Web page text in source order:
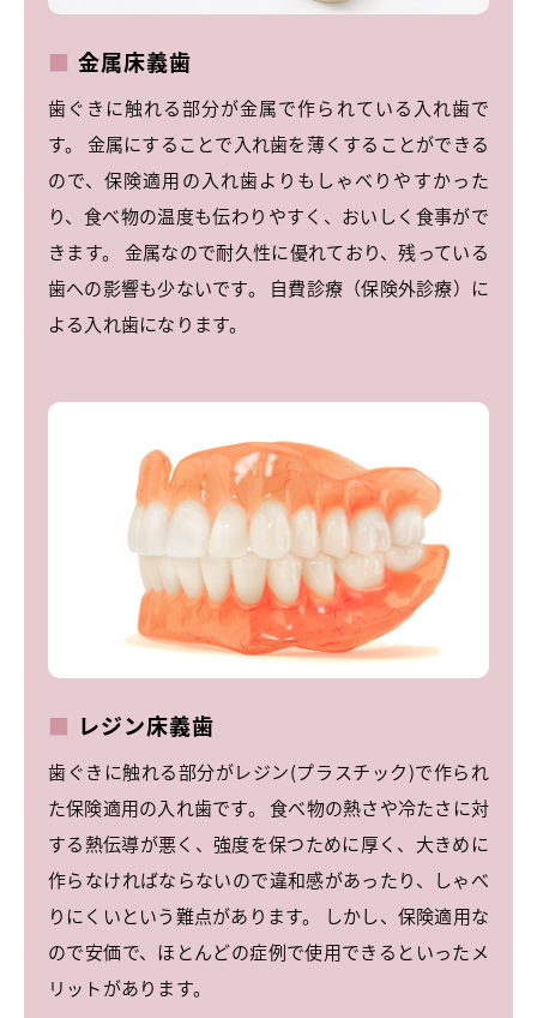
金属床義歯
歯ぐきに触れる部分が金属で作られている入れ歯で
す。 金属にすることで入れ歯を薄くすることができる
ので、保険適用の入れ歯よりもしゃべりやすかった
り、食べ物の温度も伝わりやすく、おいしく食事がで
きます。 金属なので耐久性に優れており、残っている
歯への影響も少ないです。 自費診療（保険外診療）に
よる入れ歯になります。
レジン床義歯
歯ぐきに触れる部分がレジン(プラスチック)で作られ
た保険適用の入れ歯です。 食べ物の熱さや冷たさに対
する熱伝導が悪く、強度を保つために厚く、大きめに
作らなければならないので違和感があったり、しゃべ
りにくいという難点があります。 しかし、保険適用な
ので安価で、ほとんどの症例で使用できるといったメ
リットがあります。